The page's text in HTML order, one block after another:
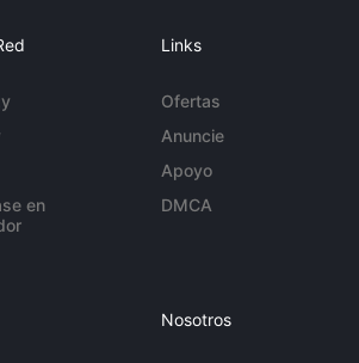
en
Links
Ofertas
Anuncie
Apoyo
DMCA
Nosotros